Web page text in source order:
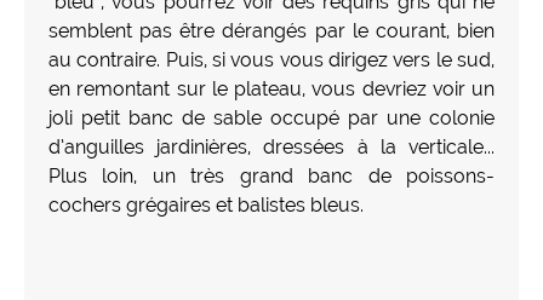
semblent pas être dérangés par le courant, bien
au contraire. Puis, si vous vous dirigez vers le sud,
en remontant sur le plateau, vous devriez voir un
joli petit banc de sable occupé par une colonie
d’anguilles jardinières, dressées à la verticale...
Plus loin, un très grand banc de poissons-
cochers grégaires et balistes bleus.